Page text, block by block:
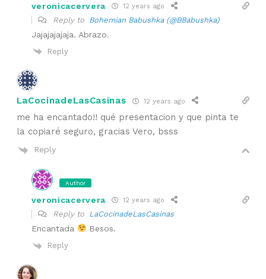
veronicacervera 12 years ago
Reply to Bohemian Babushka (@BBabushka)
Jajajajajaja. Abrazo.
Reply
LaCocinadeLasCasinas 12 years ago
me ha encantado!! qué presentacion y que pinta te
la copiaré seguro, gracias Vero, bsss
Reply
Author
veronicacervera 12 years ago
Reply to LaCocinadeLasCasinas
Encantada Besos.
Reply